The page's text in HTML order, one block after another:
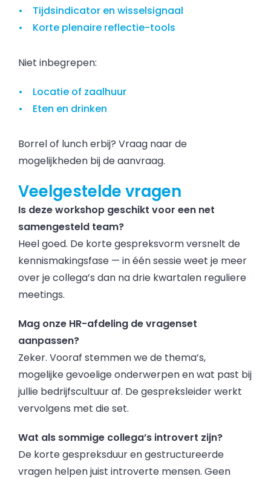
Tijdsindicator en wisselsignaal
Korte plenaire reflectie-tools
Niet inbegrepen:
Locatie of zaalhuur
Eten en drinken
Borrel of lunch erbij? Vraag naar de
mogelijkheden bij de aanvraag.
Veelgestelde vragen
Is deze workshop geschikt voor een net
samengesteld team?
Heel goed. De korte gespreksvorm versnelt de
kennismakingsfase — in één sessie weet je meer
over je collega’s dan na drie kwartalen reguliere
meetings.
Mag onze HR-afdeling de vragenset
aanpassen?
Zeker. Vooraf stemmen we de thema’s,
mogelijke gevoelige onderwerpen en wat past bij
jullie bedrijfscultuur af. De gespreksleider werkt
vervolgens met die set.
Wat als sommige collega’s introvert zijn?
De korte gespreksduur en gestructureerde
vragen helpen juist introverte mensen. Geen